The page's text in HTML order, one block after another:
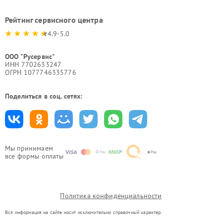
Мы принимаем
все формы оплаты
Рейтинг сервисного центра
4.9-5.0
ООО "Русервис"
ИНН 7702633247
ОГРН 1077746335776
Поделиться в соц. сетях:
Политика конфиденциальности
Вся информация на сайте носит исключительно справочный характер.